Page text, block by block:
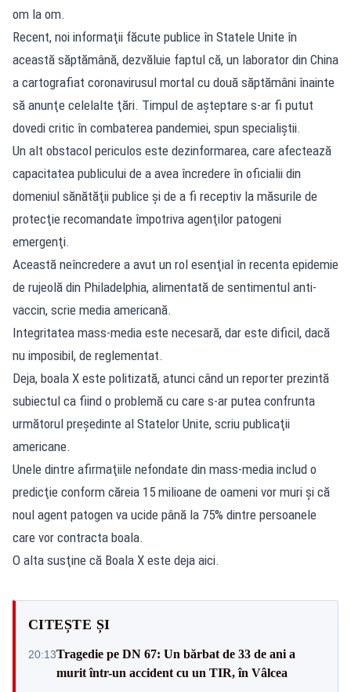
om la om.
Recent, noi informaţii făcute publice în Statele Unite în
această săptămână, dezvăluie faptul că, un laborator din China
a cartografiat coronavirusul mortal cu două săptămâni înainte
să anunţe celelalte ţări. Timpul de aşteptare s-ar fi putut
dovedi critic în combaterea pandemiei, spun specialiştii.
Un alt obstacol periculos este dezinformarea, care afectează
capacitatea publicului de a avea încredere în oficialii din
domeniul sănătăţii publice şi de a fi receptiv la măsurile de
protecţie recomandate împotriva agenţilor patogeni
emergenţi.
Această neîncredere a avut un rol esenţial în recenta epidemie
de rujeolă din Philadelphia, alimentată de sentimentul anti-
vaccin, scrie media americană.
Integritatea mass-media este necesară, dar este dificil, dacă
nu imposibil, de reglementat.
Deja, boala X este politizată, atunci când un reporter prezintă
subiectul ca fiind o problemă cu care s-ar putea confrunta
următorul preşedinte al Statelor Unite, scriu publicaţii
americane.
Unele dintre afirmaţiile nefondate din mass-media includ o
predicţie conform căreia 15 milioane de oameni vor muri şi că
noul agent patogen va ucide până la 75% dintre persoanele
care vor contracta boala.
O alta susţine că Boala X este deja aici.
CITEȘTE ȘI
20:13Tragedie pe DN 67: Un bărbat de 33 de ani a
murit într-un accident cu un TIR, în Vâlcea